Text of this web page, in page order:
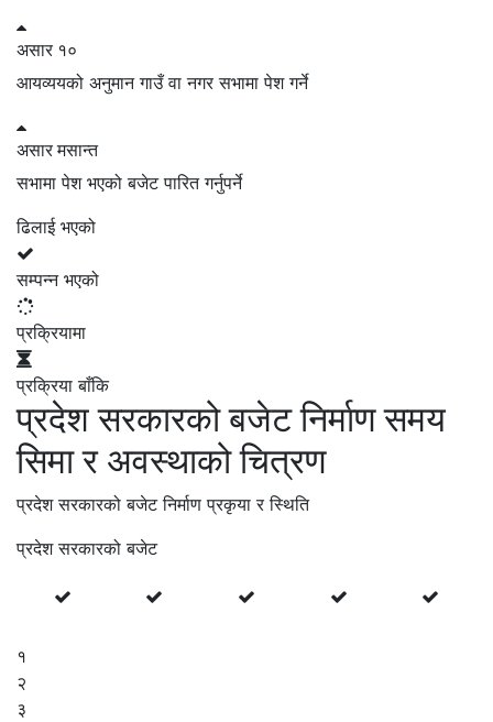
असार १०
आयव्ययको अनुमान गाउँ वा नगर सभामा पेश गर्ने
असारमसान्त
सभामा पेश भएको बजेट पारित गर्नुपर्ने
ढिलाई भएको
सम्पन्न भएको
प्रक्रियामा
प्रक्रिया बाँकि
प्रदेश सरकारको बजेट निर्माण समय
सिमा र अवस्थाको चित्रण
प्रदेश सरकारको बजेट निर्माण प्रकृया र स्थिति
प्रदेश सरकारको बजेट
१
२
३